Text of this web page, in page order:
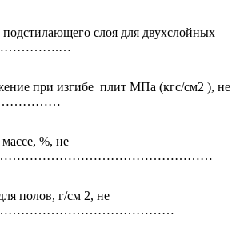
подстилающего слоя для двухслойных
при изгибе плит МПа (кгс/см2 ), не
%, не
полов, г/см 2, не